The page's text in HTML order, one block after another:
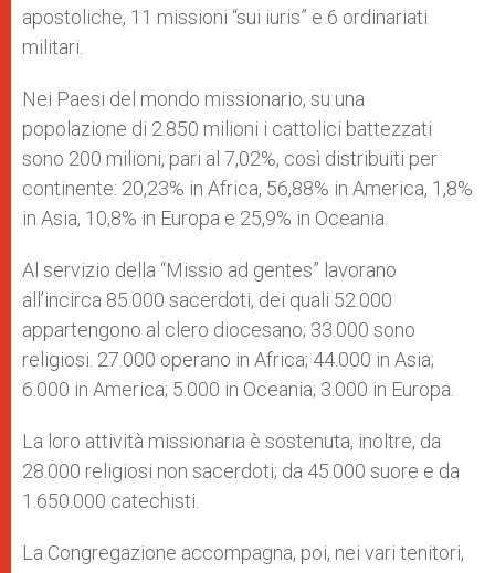
apostoliche, 11 missioni “sui iuris” e 6 ordinariati
militari.
Nei Paesi del mondo missionario, su una
popolazione di 2.850 milioni i cattolici battezzati
sono 200 milioni, pari al 7,02%, così distribuiti per
continente: 20,23% in Africa, 56,88% in America, 1,8%
in Asia, 10,8% in Europa e 25,9% in Oceania.
Al servizio della “Missio ad gentes” lavorano
all’incirca 85.000 sacerdoti, dei quali 52.000
appartengono al clero diocesano; 33.000 sono
religiosi. 27.000 operano in Africa; 44.000 in Asia;
6.000 in America; 5.000 in Oceania; 3.000 in Europa.
La loro attività missionaria è sostenuta, inoltre, da
28.000 religiosi non sacerdoti; da 45.000 suore e da
1.650.000 catechisti.
La Congregazione accompagna, poi, nei vari tenitori,